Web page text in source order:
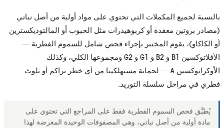
المكملات التي تحتوي على مواد أولية من أصل نباتي
معقدة أو كربوهيدرات مثل الحبوب أو المالتوديكسترين
يقوم المختبر بإجراء فحص شامل للسموم الفطرية —
الأفلاتوكسين B1 و B2 و G1 و G2 ومجموعها الكلي، وكذلك
الأوكراتوكسين A — لحماية مستهلكينا من أي خطر تراكم أو تلوث
سلسلة التوريد.
الفطرية فقط على المراجع التي تحتوي على
من أصل نباتي، وهي المصفوفات الوحيدة المعرضة لهذا